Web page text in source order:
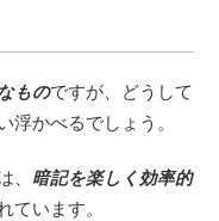
ものですが、どうして
浮かべるでしょう。
、 暗記を楽しく効率的
ています。